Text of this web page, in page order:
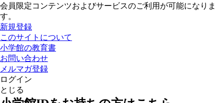
会員限定コンテンツおよびサービスのご利用が可能になりま
す。
新規登録
このサイトについて
小学館の教育書
お問い合わせ
メルマガ登録
ログイン
とじる